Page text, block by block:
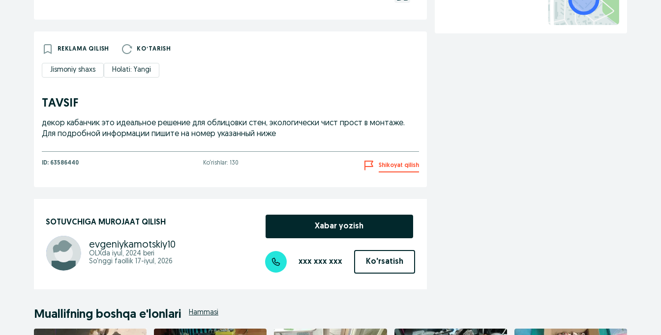
REKLAMA QILISH KOʻTARISH
Jismoniy shaxs Holati: Yangi
TAVSIF
декор кабанчик это идеальное решение для облицовки стен, экологически чист прост в монтаже.
Для подробной информации пишите на номер указанный ниже
ID: 63586440 Ko‘rishlar: 130 Shikoyat qilish
SOTUVCHIGA MUROJAAT QILISH
evgeniykamotskiy10
OLXda iyul, 2024 beri
So'nggi faollik 17-iyul, 2026
Xabar yozish
xxx xxx xxx Ko'rsatish
Muallifning boshqa e'lonlari Hammasi